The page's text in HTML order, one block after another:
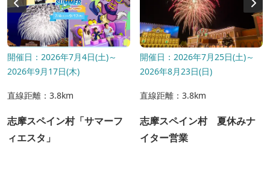
開催日：2026年7月4日(土)～
2026年9月17日(木)
直線距離：3.8km
志摩スペイン村「サマーフ
ィエスタ」
開催日：2026年7月25日(土)～
2026年8月23日(日)
直線距離：3.8km
志摩スペイン村 夏休みナ
イター営業